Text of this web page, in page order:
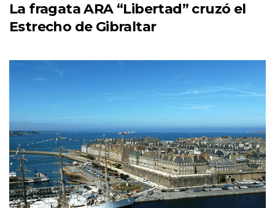
La fragata ARA “Libertad” cruzó el
Estrecho de Gibraltar